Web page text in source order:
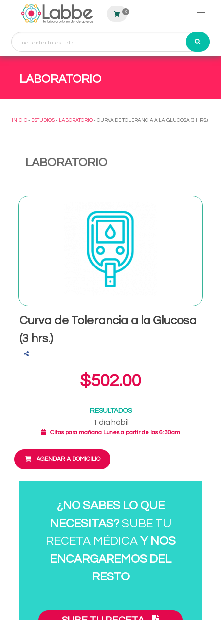
0
LABORATORIO
INICIO - ESTUDIOS - LABORATORIO - CURVA DE TOLERANCIA A LA GLUCOSA (3 HRS.)
LABORATORIO
Curva de Tolerancia a la Glucosa
(3 hrs.)
$502.00
RESULTADOS
1 día hábil
Citas para mañana Lunes a partir de las 6:30am
AGENDAR A DOMICILIO
¿NO SABES LO QUE
NECESITAS?SUBE TU
RECETA MÉDICA Y NOS
ENCARGAREMOS DEL
RESTO